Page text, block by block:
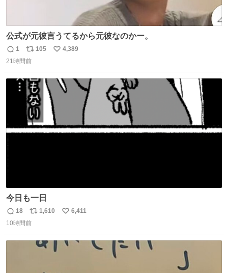
公式が元彼言うてるから元彼なのかー。
返
信
1
リ
ポ
ト
数
105
い
数
4,389
21時間前
今日も一日
返
信
18
リ
ポ
1,610
い
数
6,411
10時間前